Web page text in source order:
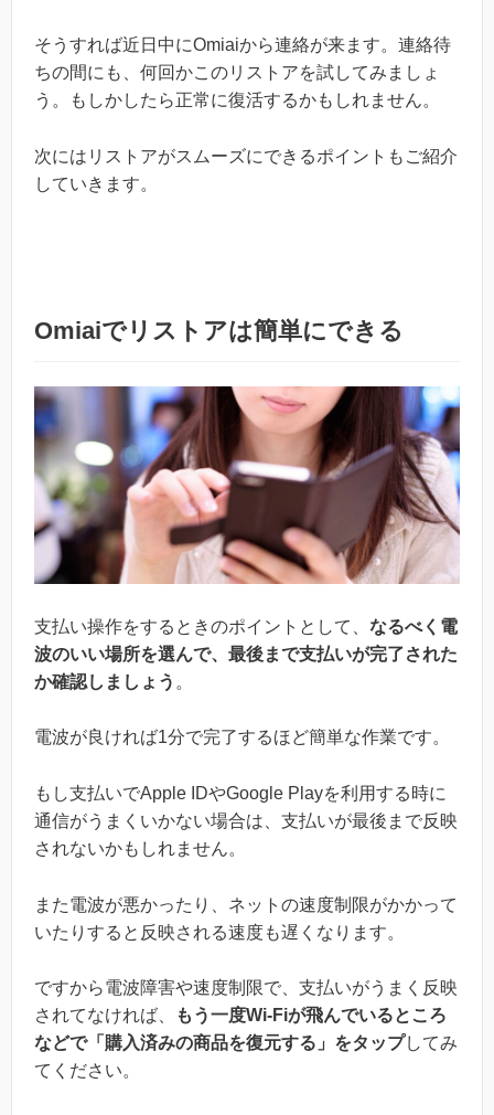
そうすれば近日中にOmiaiから連絡が来ます。連絡待
ちの間にも、何回かこのリストアを試してみましょ
う。もしかしたら正常に復活するかもしれません。
次にはリストアがスムーズにできるポイントもご紹介
していきます。
Omiaiでリストアは簡単にできる
支払い操作をするときのポイントとして、 なるべく電
波のいい場所を選んで、最後まで支払いが完了された
か確認しましょう 。
電波が良ければ1分で完了するほど簡単な作業です。
もし支払いでApple IDやGoogle Playを利用する時に
通信がうまくいかない場合は、支払いが最後まで反映
されないかもしれません。
また電波が悪かったり、ネットの速度制限がかかって
いたりすると反映される速度も遅くなります。
ですから電波障害や速度制限で、支払いがうまく反映
されてなければ、
もう一度Wi-Fiが飛んでいるところ
などで「購入済みの商品を復元する」をタップしてみ
てください。